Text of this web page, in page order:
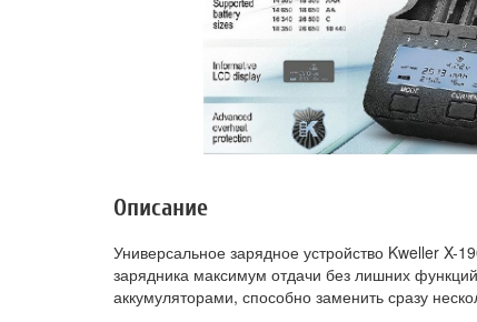
Описание
Универсальное зарядное устройство Kweller X-
зарядника максимум отдачи без лишних
аккумуляторами, способно заменить сразу